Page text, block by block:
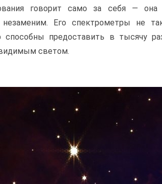
говорит само за себя —
Его спектрометры не
способны предоставить в тысячу
светом.